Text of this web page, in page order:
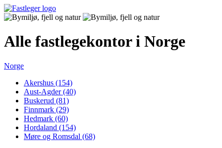
Alle fastlegekontor i Norge
Norge
Akershus (154)
Aust-Agder (40)
Buskerud (81)
Finnmark (29)
Hedmark (60)
Hordaland (154)
Møre og Romsdal (68)